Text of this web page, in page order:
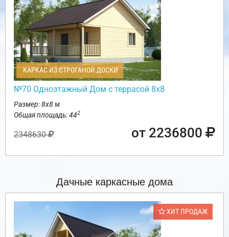
КАРКАС ИЗ СТРОГАНОЙ ДОСКИ
№70 Одноэтажный Дом с террасой 8х8
Размер: 8х8 м
Общая площадь: 442
2348630 от 2236800
Дачные каркасные дома
ХИТ ПРОДАЖ